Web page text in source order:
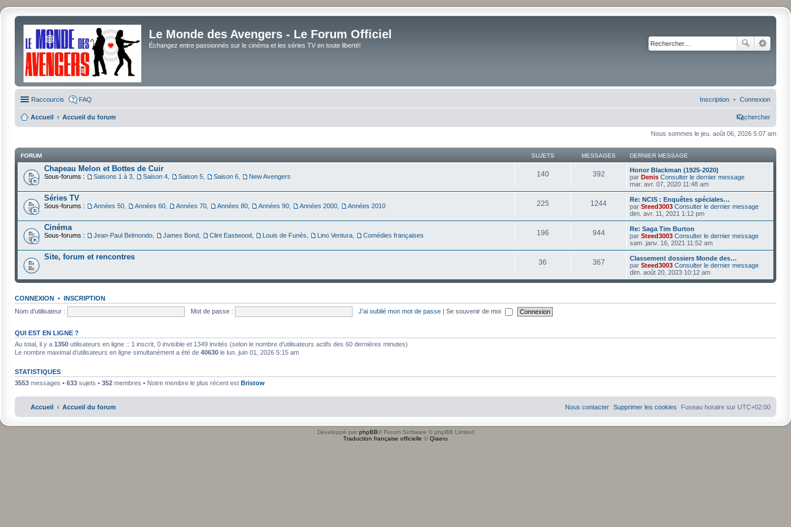
Le Monde des Avengers - Le Forum Officiel
Échangez entre passionnés sur le cinéma et les séries TV en toute liberté!
Raccourcis FAQ Connexion
Inscription
Accueil Accueil du forum Rechercher
Nous sommes le jeu. août 06, 2026 5:07 am
FORUM SUJETS MESSAGES DERNIER MESSAGE
Chapeau Melon et Bottes de Cuir
Sous-forums : Saisons 1 à 3 Saison 4 Saison 5 Saison 6 New Avengers 140 392
Honor Blackman (1925-2020)
par Denis Consulter le dernier message
mar. avr. 07, 2020 11:48 am
Séries TV
Sous-forums : Années 50 Années 60 Années 70 Années 80 Années 90 Années 2000 Années 2010 225 1244
Re: NCIS : Enquêtes spéciales…
par Steed3003 Consulter le dernier message
dim. avr. 11, 2021 1:12 pm
Cinéma
Sous-forums : Jean-Paul Belmondo James Bond Clint Eastwood Louis de Funès Lino Ventura Comédies françaises 196 944
Re: Saga Tim Burton
par Steed3003 Consulter le dernier message
sam. janv. 16, 2021 11:52 am
Site, forum et rencontres
36 367
Classement dossiers Monde des…
par Steed3003 Consulter le dernier message
dim. août 20, 2023 10:12 am
CONNEXION • INSCRIPTION
Nom d’utilisateur :
Mot de passe : J’ai oublié mon mot de passe | Se souvenir de moi
QUI EST EN LIGNE ?
Au total, il y a 1350 utilisateurs en ligne :: 1 inscrit, 0 invisible et 1349 invités (selon le nombre d’utilisateurs actifs des 60 dernières minutes)
Le nombre maximal d’utilisateurs en ligne simultanément a été de 40630 le lun. juin 01, 2026 5:15 am
STATISTIQUES
3553 messages • 633 sujets • 352 membres • Notre membre le plus récent est Bristow
Accueil Accueil du forum Fuseau horaire sur UTC+02:00
Supprimer les cookies
Nous contacter
Développé par phpBB® Forum Software © phpBB Limited
Traduction française officielle © Qiaeru